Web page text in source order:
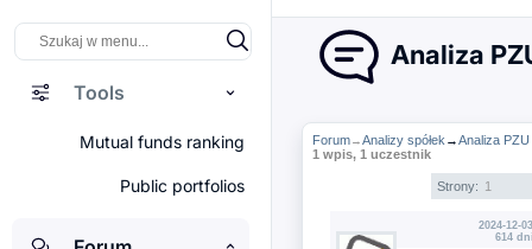
Tools
Mutual funds ranking
Public portfolios
Analiza
Forum→Analizy spółek →Analiza
1 wpis, 1 uczestnik
Strony: 1
2024-12-
614